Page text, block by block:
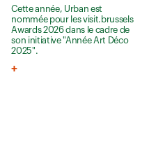
Cette année, Urban est
nommée pour les visit.brussels
Awards 2026 dans le cadre de
son initiative "Année Art Déco
2025".